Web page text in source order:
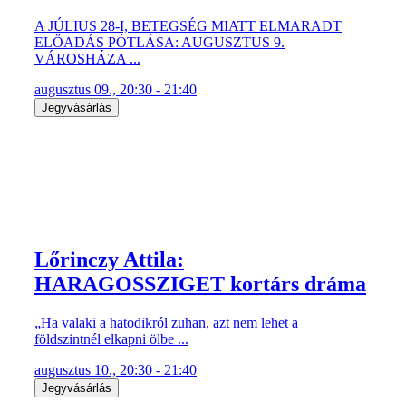
A JÚLIUS 28-I, BETEGSÉG MIATT ELMARADT
ELŐADÁS PÓTLÁSA: AUGUSZTUS 9.
VÁROSHÁZA ...
augusztus 09., 20:30 - 21:40
Jegyvásárlás
Lőrinczy Attila:
HARAGOSSZIGET kortárs dráma
„Ha valaki a hatodikról zuhan, azt nem lehet a
földszintnél elkapni ölbe ...
augusztus 10., 20:30 - 21:40
Jegyvásárlás